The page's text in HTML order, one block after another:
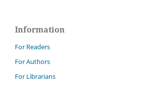
Information
For Readers
For Authors
For Librarians